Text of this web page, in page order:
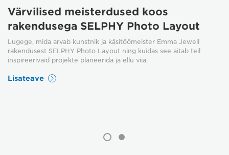
Värvilised meisterdused koos
rakendusega SELPHY Photo Layout
Lugege, mida arvab kunstnik ja käsitöömeister Emma Jewell
rakendusest SELPHY Photo Layout ning kuidas see aitab teil
inspireerivaid projekte planeerida ja ellu viia.
Lisateave